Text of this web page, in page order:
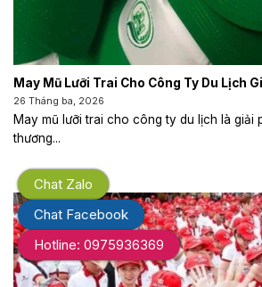
May Mũ Lưỡi Trai Cho Công Ty Du Lịch
26 Tháng ba, 2026
May mũ lưỡi trai cho công ty du lịch là giải
thương...
Chat Zalo
Chat Facebook
Hotline: 0975936369